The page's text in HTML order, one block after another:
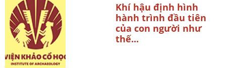
Khí hậu định hình
hành trình đầu tiên
của con người như
thế...